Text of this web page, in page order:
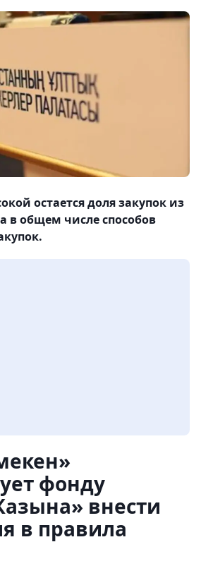
остается доля закупок из
в общем числе способов
фонду
внести
в правила